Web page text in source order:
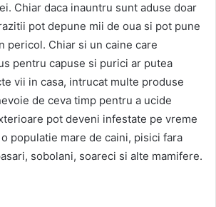
Chiar daca inauntru sunt aduse doar
pot depune mii de oua si pot pune
pericol. Chiar si un caine care
pentru capuse si purici ar putea
vii in casa, intrucat multe produse
de ceva timp pentru a ucide
pot deveni infestate pe vreme
populatie mare de caini, pisici fara
sobolani, soareci si alte mamifere.